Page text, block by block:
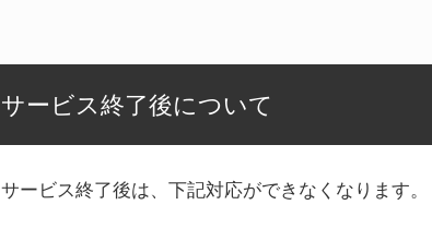
サービス終了後について
サービス終了後は、下記対応ができなくなります。